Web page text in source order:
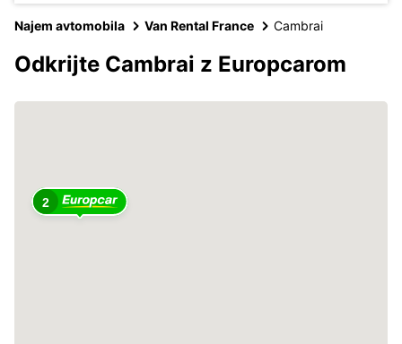
Najem avtomobila Van Rental France Cambrai
Odkrijte Cambrai z Europcarom
2